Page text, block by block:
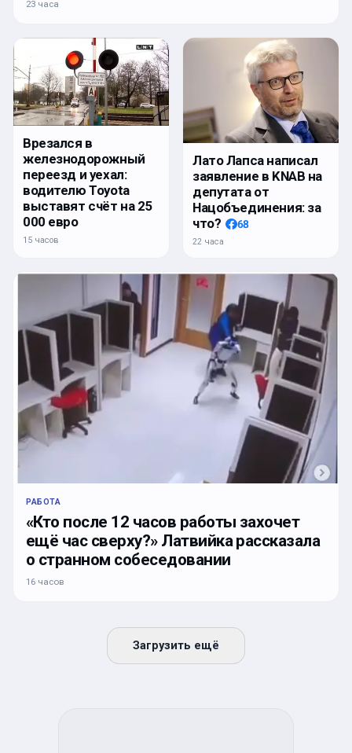
23 часа
Врезался в
железнодорожный
переезд и уехал:
водителю Toyota
выставят счёт на 25
000 евро
15 часов
Лато Лапса написал
заявление в KNAB на
депутата от
Нацобъединения: за
что?
68
22 часа
РАБОТА
«Кто после 12 часов работы захочет
ещё час сверху?» Латвийка рассказала
о странном собеседовании
16 часов
Загрузить ещё